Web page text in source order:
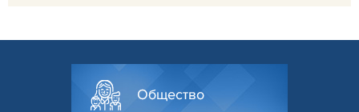
Общество